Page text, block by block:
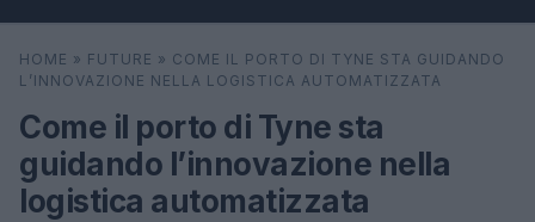
Cerca ⌕ ×
HOME » FUTURE » COME IL PORTO DI TYNE STA GUIDANDO
L’INNOVAZIONE NELLA LOGISTICA AUTOMATIZZATA
Come il porto di Tyne sta
guidando l’innovazione nella
logistica automatizzata